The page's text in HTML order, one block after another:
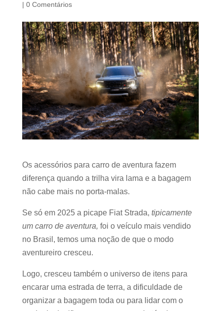
| 0 Comentários
Os acessórios para carro de aventura fazem
diferença quando a trilha vira lama e a bagagem
não cabe mais no porta-malas.
Se só em 2025 a picape Fiat Strada, tipicamente
um carro de aventura, foi o veículo mais vendido
no Brasil, temos uma noção de que o modo
aventureiro cresceu.
Logo, cresceu também o universo de itens para
encarar uma estrada de terra, a dificuldade de
organizar a bagagem toda ou para lidar com o